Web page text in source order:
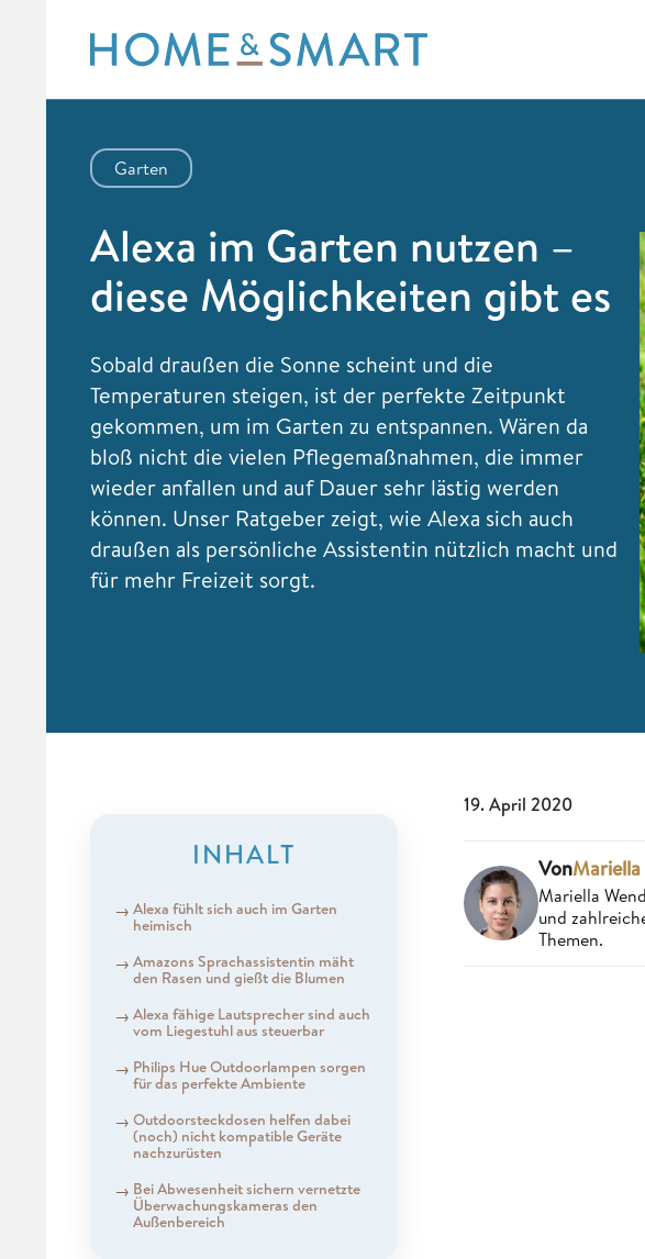
content
Garten
Alexa im Garten nutzen –
diese Möglichkeiten gibt es
Sobald draußen die Sonne scheint und die
Temperaturen steigen, ist der perfekte Zeitpunkt
gekommen, um im Garten zu entspannen. Wären da
bloß nicht die vielen Pflegemaßnahmen, die immer
wieder anfallen und auf Dauer sehr lästig werden
können. Unser Ratgeber zeigt, wie Alexa sich auch
draußen als persönliche Assistentin nützlich macht und
für mehr Freizeit sorgt.
INHALT
Alexa fühlt sich auch im Garten
heimisch
Amazons Sprachassistentin mäht
den Rasen und gießt die Blumen
Alexa fähige Lautsprecher sind auch
vom Liegestuhl aus steuerbar
Philips Hue Outdoorlampen sorgen
für das perfekte Ambiente
Outdoorsteckdosen helfen dabei
(noch) nicht kompatible Geräte
nachzurüsten
Bei Abwesenheit sichern vernetzte
Überwachungskameras den
Außenbereich
19. April 2020
Von
Mariella
und
Themen.